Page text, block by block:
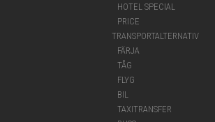
HOTEL SPECIAL
PRICE
TRANSPORTALTERNATIV
FÄRJA
TÅG
FLYG
BIL
TAXITRANSFER